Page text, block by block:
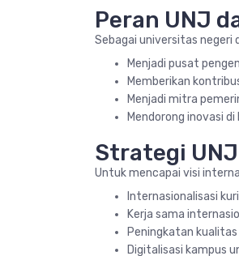
Peran UNJ
Sebagai universitas negeri
Menjadi pusat
Memberikan
Menjadi mitra
Mendorong inovasi
Strategi
Untuk mencapai visi
Internasionalisasi
Kerja sama
Peningkatan
Digitalisasi kampus